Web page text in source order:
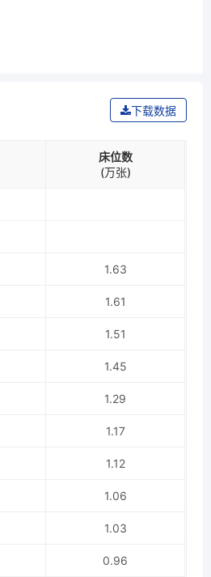
下载数据
床位数
(万张)
1.63
1.61
1.51
1.45
1.29
1.17
1.12
1.06
1.03
0.96